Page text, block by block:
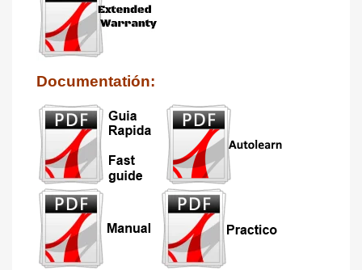
Documentatión: